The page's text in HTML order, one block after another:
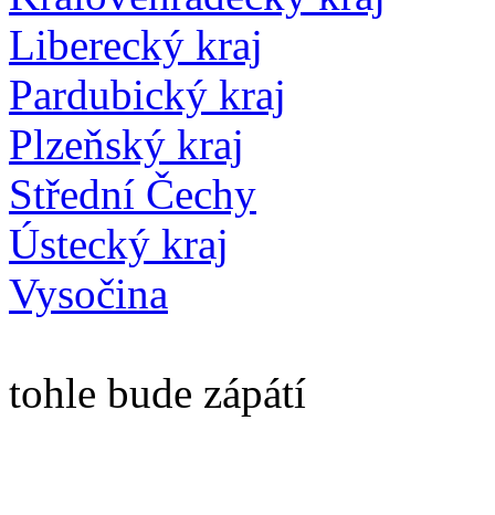
Liberecký kraj
Pardubický kraj
Plzeňský kraj
Střední Čechy
Ústecký kraj
Vysočina
tohle bude zápátí